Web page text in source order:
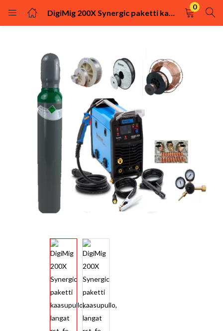
DigiMig 200X Synergic paketti kaasupullo, langat rst, fe, täytelanka ym.
0
KIRJAUDU
REKISTÖRÖIDY
Kirjaudu sisään käyttäjätunnuksella ja salasanalla.
Muista minut
Kirjaudu
Uhditko salasanasi?